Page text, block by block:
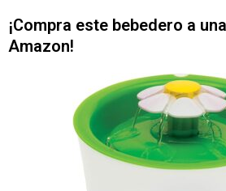
¡Compra este bebedero a
Amazon!